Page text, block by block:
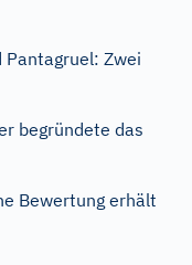
Pantagruel: Zwei
begründete das
Bewertung erhält